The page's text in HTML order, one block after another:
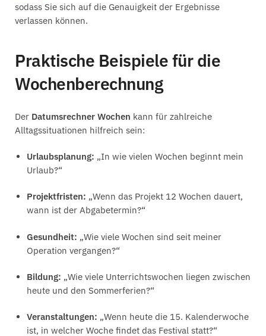
sodass Sie sich auf die Genauigkeit der Ergebnisse
verlassen können.
Praktische Beispiele für die
Wochenberechnung
Der Datumsrechner Wochen kann für zahlreiche
Alltagssituationen hilfreich sein:
Urlaubsplanung: „In wie vielen Wochen beginnt mein
Urlaub?“
Projektfristen: „Wenn das Projekt 12 Wochen dauert,
wann ist der Abgabetermin?“
Gesundheit: „Wie viele Wochen sind seit meiner
Operation vergangen?“
Bildung: „Wie viele Unterrichtswochen liegen zwischen
heute und den Sommerferien?“
Veranstaltungen: „Wenn heute die 15. Kalenderwoche
ist, in welcher Woche findet das Festival statt?“